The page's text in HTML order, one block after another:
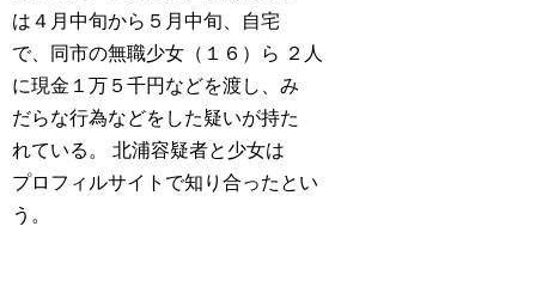
は４月中旬から５月中旬、自宅
で、同市の無職少女（１６）ら ２人
に現金１万５千円などを渡し、み
だらな行為などをした疑いが持た
れている。 北浦容疑者と少女は
プロフィルサイトで知り合ったとい
う。